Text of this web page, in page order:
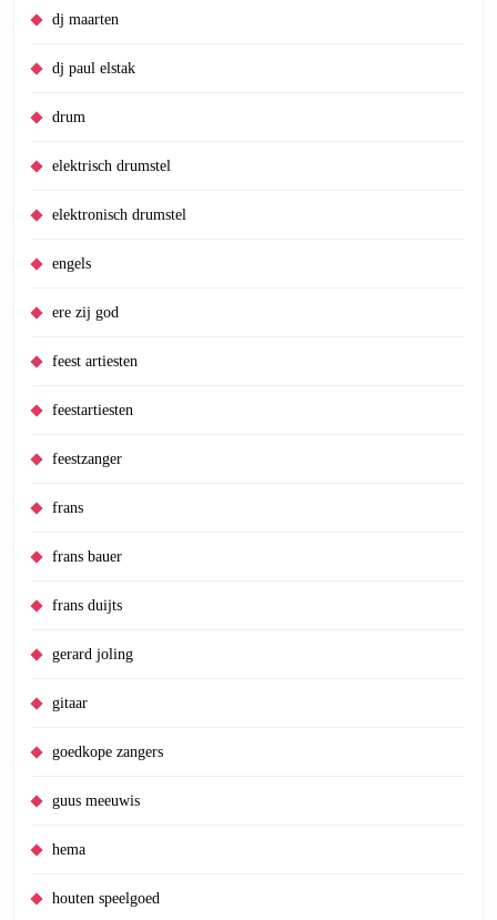
dj maarten
dj paul elstak
drum
elektrisch drumstel
elektronisch drumstel
engels
ere zij god
feest artiesten
feestartiesten
feestzanger
frans
frans bauer
frans duijts
gerard joling
gitaar
goedkope zangers
guus meeuwis
hema
houten speelgoed